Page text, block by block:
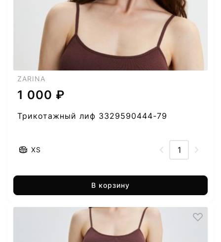
ZARINA
1 000 ₽
Трикотажный лиф 3329590444-79
XS
В корзину